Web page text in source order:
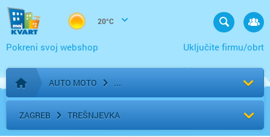
20°C
Uključite firmu/obrt
Pokreni svoj webshop
Početna stranica
AUTO MOTO
ZAGREB TREŠNJEVKA